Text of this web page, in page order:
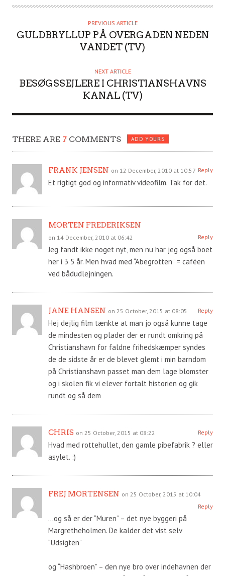
T
O
PREVIOUS ARTICLE
GULDBRYLLUP PÅ OVERGADEN NEDEN
VANDET (TV)
NEXT ARTICLE
BESØGSSEJLERE I CHRISTIANSHAVNS
KANAL (TV)
THERE ARE 7 COMMENTS ADD YOURS
FRANK JENSEN on 12 December, 2010 at 10:57 Reply
Et rigtigt god og informativ videofilm. Tak for det.
MORTEN FREDERIKSEN
on 14 December, 2010 at 06:42 Reply
Jeg fandt ikke noget nyt, men nu har jeg også boet
her i 3 5 år. Men hvad med “Abegrotten” = caféen
ved bådudlejningen.
JANE HANSEN on 25 October, 2015 at 08:05 Reply
Hej dejlig film tænkte at man jo også kunne tage
de mindesten og plader der er rundt omkring på
Christianshavn for faldne frihedskæmper syndes
de de sidste år er de blevet glemt i min barndom
på Christianshavn passet man dem lage blomster
og i skolen fik vi elever fortalt historien og gik
rundt og så dem
CHRIS on 25 October, 2015 at 08:22 Reply
Hvad med rottehullet, den gamle pibefabrik ? eller
asylet. :)
FREJ MORTENSEN on 25 October, 2015 at 10:04
Reply
…og så er der “Muren” – det nye byggeri på
Margretheholmen. De kalder det vist selv
“Udsigten”
og “Hashbroen” – den nye bro over indehavnen der